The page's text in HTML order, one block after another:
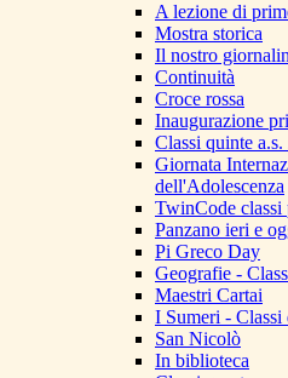
A lezione di
Mostra storica
Il nostro
Continuità
Croce rossa
Inaugurazione
Classi quinte
Giornata
dell'Adolescenza
TwinCode classi
Panzano ieri e
Pi Greco Day
Geografie -
Maestri Cartai
I Sumeri - Classi
San Nicolò
In biblioteca